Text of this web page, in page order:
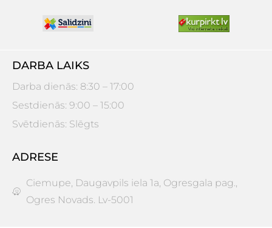
DARBA LAIKS
Darba dienās: 8:30 – 17:00
Sestdienās: 9:00 – 15:00
Svētdienās: Slēgts
ADRESE
Ciemupe, Daugavpils iela 1a, Ogresgala pag.,
Ogres Novads. Lv-5001